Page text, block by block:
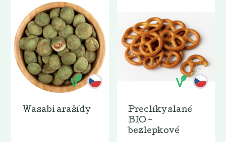
Wasabi arašídy
Preclíky slané
BIO -
bezlepkové